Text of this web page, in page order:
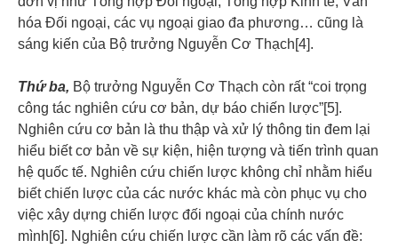
hóa Đối ngoại, các vụ ngoại giao đa phương… cũng là
sáng kiến của Bộ trưởng Nguyễn Cơ Thạch[4].
Thứ ba, Bộ trưởng Nguyễn Cơ Thạch còn rất “coi trọng
công tác nghiên cứu cơ bản, dự báo chiến lược”[5].
Nghiên cứu cơ bản là thu thập và xử lý thông tin đem lại
hiểu biết cơ bản về sự kiện, hiện tượng và tiến trình quan
hệ quốc tế. Nghiên cứu chiến lược không chỉ nhằm hiểu
biết chiến lược của các nước khác mà còn phục vụ cho
việc xây dựng chiến lược đối ngoại của chính nước
mình[6]. Nghiên cứu chiến lược cần làm rõ các vấn đề: